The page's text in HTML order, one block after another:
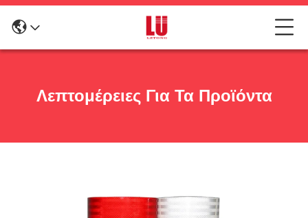
Λεπτομέρειες Για Τα Προϊόντα